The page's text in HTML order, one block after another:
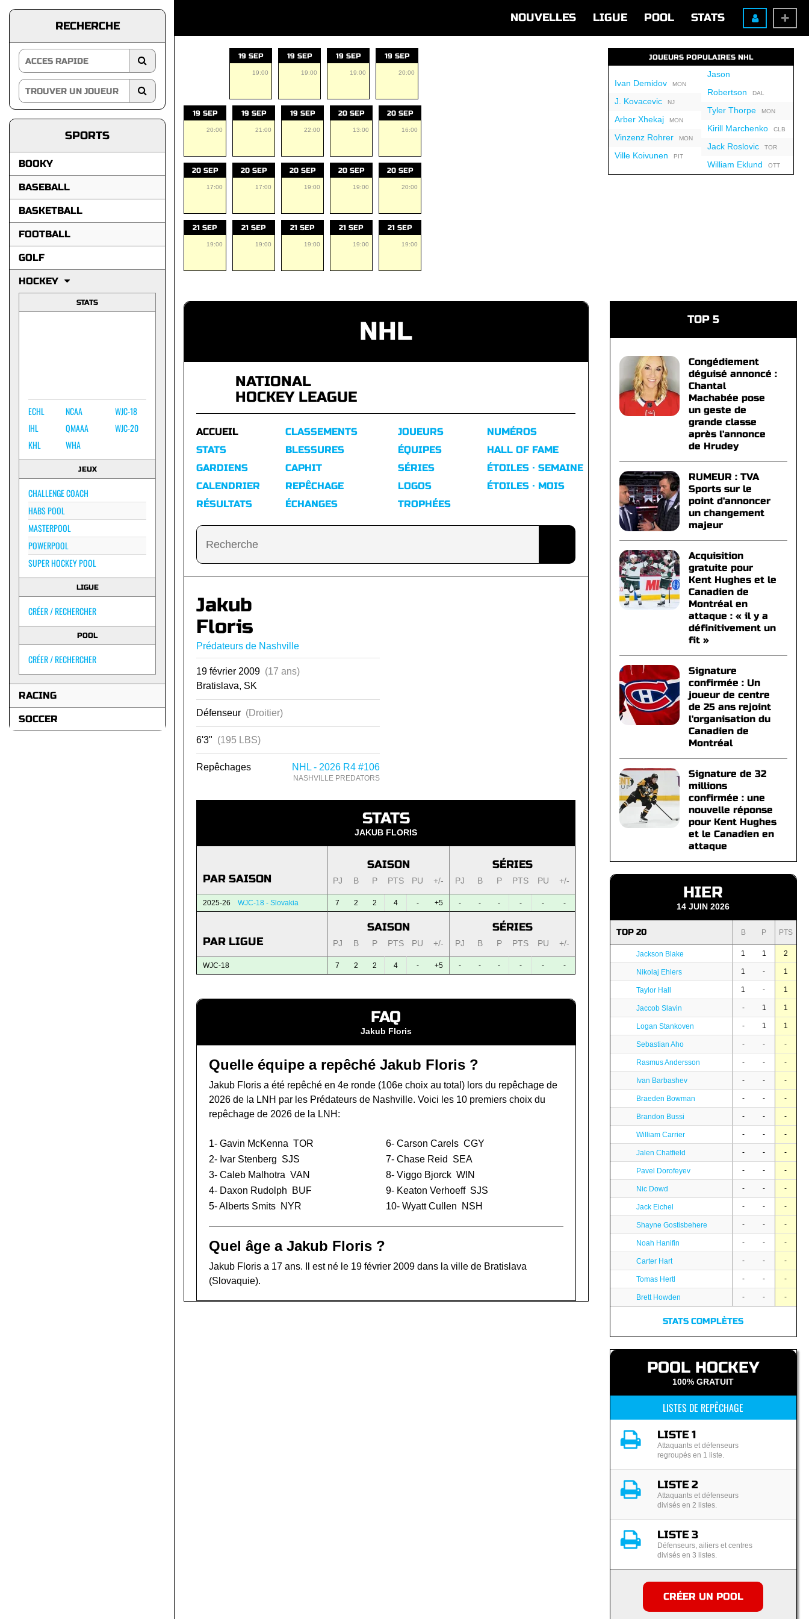
NOUVELLES LIGUE POOL STATS
RECHERCHE
SPORTS
BOOKY
BASEBALL
BASKETBALL
FOOTBALL
GOLF
HOCKEY
STATS
ECHL
IHL
KHL
NCAA
QMAAA
WHA
WJC-18
WJC-20
JEUX
CHALLENGE COACH
HABS POOL
MASTERPOOL
POWERPOOL
SUPER HOCKEY POOL
LIGUE
CRÉER / RECHERCHER
POOL
CRÉER / RECHERCHER
RACING
SOCCER
19 SEP
19:00
19 SEP
19:00
19 SEP
19:00
19 SEP
20:00
19 SEP
20:00
19 SEP
21:00
19 SEP
22:00
20 SEP
13:00
20 SEP
16:00
20 SEP
17:00
20 SEP
17:00
20 SEP
19:00
20 SEP
19:00
20 SEP
20:00
21 SEP
19:00
21 SEP
19:00
21 SEP
19:00
21 SEP
19:00
21 SEP
19:00
JOUEURS POPULAIRES NHL
Ivan DemidovMON
J. KovacevicNJ
Arber XhekajMON
Vinzenz RohrerMON
Ville Koivunen PIT
Jason
Robertson DAL
Tyler ThorpeMON
Kirill MarchenkoCLB
Jack RoslovicTOR
William Eklund OTT
NHL
NATIONAL
HOCKEY LEAGUE
ACCUEIL
STATS
GARDIENS
CALENDRIER
RÉSULTATS
CLASSEMENTS
BLESSURES
CAPHIT
REPÊCHAGE
ÉCHANGES
JOUEURS
ÉQUIPES
SÉRIES
LOGOS
TROPHÉES
NUMÉROS
HALL OF FAME
ÉTOILES · SEMAINE
ÉTOILES · MOIS
Jakub
Floris
Prédateurs de Nashville
19 février 2009 (17 ans)
Bratislava, SK
Défenseur (Droitier)
6'3" (195 LBS)
Repêchages NHL - 2026 R4 #106
NASHVILLE PREDATORS
STATS
JAKUB FLORIS
PAR SAISON
SAISON SÉRIES
PJ B P PTS PU +/- PJ B P PTS PU +/-
2025-26 WJC-18 - Slovakia 7 2 2 4 - +5 - - - - - -
PAR LIGUE
SAISON SÉRIES
PJ B P PTS PU +/- PJ B P PTS PU +/-
WJC-18 7 2 2 4 - +5 - - - - - -
FAQ
Jakub Floris
Quelle équipe a repêché Jakub Floris ?
Jakub Floris a été repêché en 4e ronde (106e choix au total) lors du repêchage de
2026 de la LNH par les Prédateurs de Nashville. Voici les 10 premiers choix du
repêchage de 2026 de la LNH:
1- Gavin McKenna TOR
2- Ivar Stenberg SJS
3- Caleb Malhotra VAN
4- Daxon Rudolph
BUF
5-Alberts Smits NYR
6-Carson Carels CGY
7-Chase Reid
SEA
8-Viggo Bjorck WIN
9- Keaton Verhoeff SJS
10-Wyatt Cullen NSH
Quel âge a Jakub Floris ?
Jakub Floris a 17 ans. Il est né le 19 février 2009 dans la ville de Bratislava
(Slovaquie).
TOP 5
Congédiement
déguisé annoncé :
Chantal
Machabée pose
un geste de
grande classe
après l'annonce
de Hrudey
RUMEUR : TVA
Sports sur le
point d'annoncer
un changement
majeur
Acquisition
gratuite pour
Kent Hughes et le
Canadien de
Montréal en
attaque : « il y a
définitivement un
fit »
Signature
confirmée : Un
joueur de centre
de 25 ans rejoint
l'organisation du
Canadien de
Montréal
Signature de 32
millions
confirmée : une
nouvelle réponse
pour Kent Hughes
et le Canadien en
attaque
HIER
14 JUIN 2026
TOP 20 B P PTS
Jackson Blake 1 1 2
Nikolaj Ehlers 1 - 1
Taylor Hall 1 - 1
Jaccob Slavin - 1 1
Logan Stankoven - 1 1
Sebastian Aho - - -
Rasmus Andersson - - -
Ivan Barbashev - - -
Braeden Bowman - - -
Brandon Bussi - - -
William Carrier - - -
Jalen Chatfield - - -
Pavel Dorofeyev - - -
Nic Dowd - - -
Jack Eichel - - -
Shayne Gostisbehere - - -
Noah Hanifin - - -
Carter Hart - - -
Tomas Hertl - - -
Brett Howden - - -
STATS COMPLÈTES
POOL HOCKEY
100% GRATUIT
LISTES DE REPÊCHAGE
LISTE 1
Attaquants et défenseurs
regroupés en 1 liste.
LISTE 2
Attaquants et défenseurs
divisés en 2 listes.
LISTE 3
Défenseurs, ailiers et centres
divisés en 3 listes.
CRÉER UN POOL